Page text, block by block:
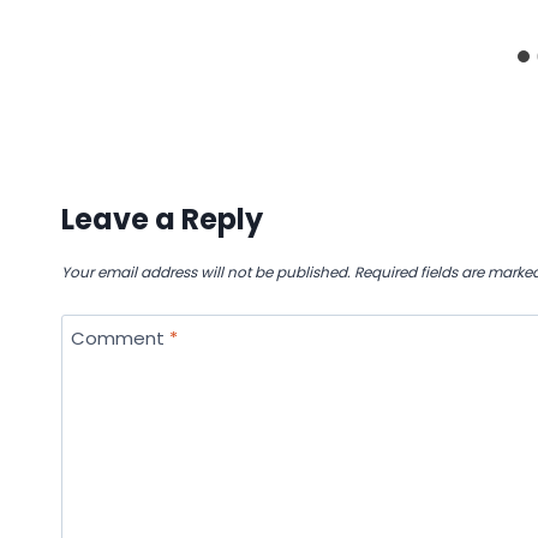
Leave a Reply
Your email address will not be published. Required fields are
Comment *